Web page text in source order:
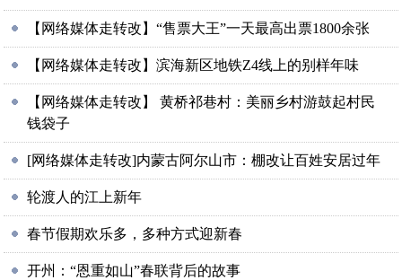
【网络媒体走转改】“售票大王”一天最高出票1800余张
【网络媒体走转改】滨海新区地铁Z4线上的别样年味
【网络媒体走转改】 黄桥祁巷村：美丽乡村游鼓起村民
钱袋子
[网络媒体走转改]内蒙古阿尔山市：棚改让百姓安居过年
轮渡人的江上新年
春节假期欢乐多，多种方式迎新春
开州：“恩重如山”春联背后的故事